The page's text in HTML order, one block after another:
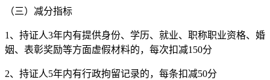
（三）减分指标
1、持证人3年内有提供身份、学历、就业、职称职业资格、婚
姻、表彰奖励等方面虚假材料的，每次扣减150分
2、持证人5年内有行政拘留记录的，每条扣减50分